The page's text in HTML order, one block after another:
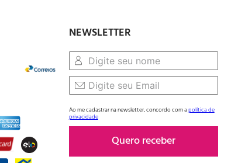
NEWSLETTER
Ao me cadastrar na newsletter, concordo com apolítica de
privacidade
Quero receber